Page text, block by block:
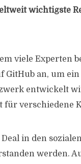
wichtigste
viele Experten
an, um
entwickelt
für verschiedene
in den
werden.